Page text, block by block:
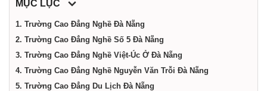
MỤC LỤC
1. Trường Cao Đẳng Nghề Đà Nẵng
2. Trường Cao Đẳng Nghề Số 5 Đà Nẵng
3. Trường Cao Đẳng Nghề Việt-Úc Ở Đà Nẵng
4. Trường Cao Đẳng Nghề Nguyễn Văn Trỗi Đà Nẵng
5. Trường Cao Đẳng Du Lịch Đà Nẵng